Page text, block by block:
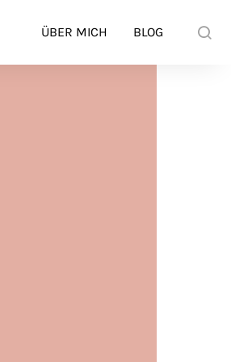
ÜBER MICH BLOG